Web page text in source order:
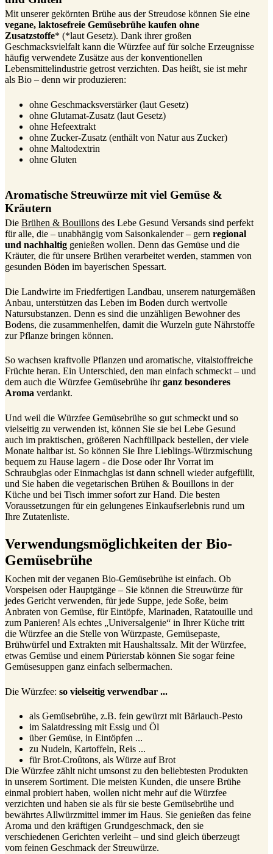
Mit unserer gekörnten Brühe aus der Streudose können Sie eine
vegane, laktosefreie Gemüsebrühe kaufen ohne
Zusatzstoffe* (*laut Gesetz). Dank ihrer großen
Geschmacksvielfalt kann die Würzfee auf für solche Erzeugnisse
häufig verwendete Zusätze aus der konventionellen
Lebensmittelindustrie getrost verzichten. Das heißt, sie ist mehr
als Bio – denn wir produzieren:
ohne Geschmacksverstärker (laut Gesetz)
ohne Glutamat-Zusatz (laut Gesetz)
ohne Hefeextrakt
ohne Zucker-Zusatz (enthält von Natur aus Zucker)
ohne Maltodextrin
ohne Gluten
Aromatische Streuwürze mit viel Gemüse &
Kräutern
Die Brühen & Bouillons des Lebe Gesund Versands sind perfekt
für alle, die – unabhängig vom Saisonkalender – gern regional
und nachhaltig genießen wollen. Denn das Gemüse und die
Kräuter, die für unsere Brühen verarbeitet werden, stammen von
gesunden Böden im bayerischen Spessart.
Die Landwirte im Friedfertigen Landbau, unserem naturgemäßen
Anbau, unterstützen das Leben im Boden durch wertvolle
Natursubstanzen. Denn es sind die unzähligen Bewohner des
Bodens, die zusammenhelfen, damit die Wurzeln gute Nährstoffe
zur Pflanze bringen können.
So wachsen kraftvolle Pflanzen und aromatische, vitalstoffreiche
Früchte heran. Ein Unterschied, den man einfach schmeckt – und
dem auch die Würzfee Gemüsebrühe ihrganz besonderes
Aroma verdankt.
Und weil die Würzfee Gemüsebrühe so gut schmeckt und so
vielseitig zu verwenden ist, können Sie sie bei Lebe Gesund
auch im praktischen, größeren Nachfüllpack bestellen, der viele
Monate haltbar ist. So können Sie Ihre Lieblings-Würzmischung
bequem zu Hause lagern - die Dose oder Ihr Vorrat im
Schraubglas oder Einmachglas ist dann schnell wieder aufgefüllt,
und Sie haben die vegetarischen Brühen & Bouillons in der
Küche und bei Tisch immer sofort zur Hand. Die besten
Voraussetzungen für ein gelungenes Einkaufserlebnis rund um
Ihre Zutatenliste.
Verwendungsmöglichkeiten der Bio-
Gemüsebrühe
Kochen mit der veganen Bio-Gemüsebrühe ist einfach. Ob
Vorspeisen oder Hauptgänge – Sie können die Streuwürze für
jedes Gericht verwenden, für jede Suppe, jede Soße, beim
Anbraten von Gemüse, für Eintöpfe, Marinaden, Ratatouille und
zum Panieren! Als echtes „Universalgenie“ in Ihrer Küche tritt
die Würzfee an die Stelle von Würzpaste, Gemüsepaste,
Brühwürfel und Extrakten mit Haushaltssalz. Mit der Würzfee,
etwas Gemüse und einem Pürierstab können Sie sogar feine
Gemüsesuppen ganz einfach selbermachen.
Die Würzfee: so vielseitig verwendbar ...
als Gemüsebrühe, z.B. fein gewürzt mit Bärlauch-Pesto
im Salatdressing mit Essig und Öl
über Gemüse, in Eintöpfen ...
zu Nudeln, Kartoffeln, Reis ...
für Brot-Croûtons, als Würze auf Brot
Die Würzfee zählt nicht umsonst zu den beliebtesten Produkten
in unserem Sortiment. Die meisten Kunden, die unsere Brühe
einmal probiert haben, wollen nicht mehr auf die Würzfee
verzichten und haben sie als für sie beste Gemüsebrühe und
bewährtes Allwürzmittel immer im Haus. Sie genießen das feine
Aroma und den kräftigen Grundgeschmack, den sie
verschiedenen Gerichten verleiht – und sind gleich überzeugt
vom feinen Geschmack der Streuwürze.